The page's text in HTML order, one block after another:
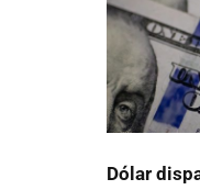
Dólar